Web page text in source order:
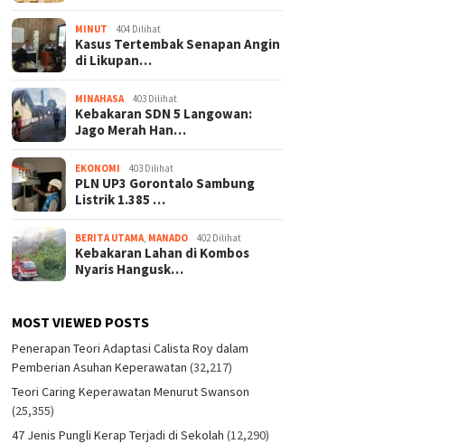
MINUT 404 Dilihat
Kasus Tertembak Senapan Angin
di Likupan…
MINAHASA 403 Dilihat
Kebakaran SDN 5 Langowan:
Jago Merah Han…
EKONOMI 403 Dilihat
PLN UP3 Gorontalo Sambung
Listrik 1.385 …
BERITA UTAMA, MANADO 402 Dilihat
Kebakaran Lahan di Kombos
Nyaris Hangusk…
MOST VIEWED POSTS
Penerapan Teori Adaptasi Calista Roy dalam
Pemberian Asuhan Keperawatan (32,217)
Teori Caring Keperawatan Menurut Swanson
(25,355)
47 Jenis Pungli Kerap Terjadi di Sekolah (12,290)